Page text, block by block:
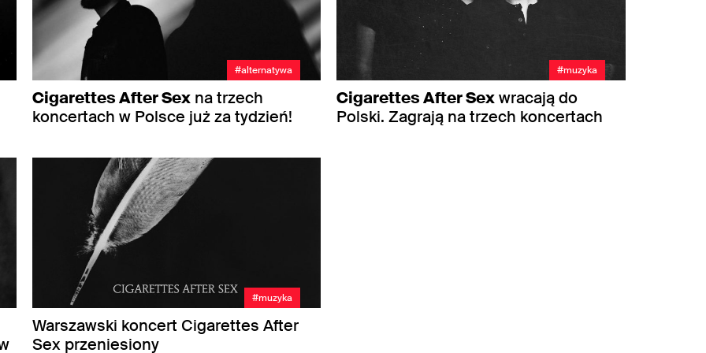
#alternatywa
Cigarettes After Sexna trzech
koncertach w Polsce już za tydzień!
#muzyka
Cigarettes After Sexwracają do
Polski. Zagrają na trzech koncertach
#muzyka
Warszawski koncert Cigarettes After
Sex przeniesiony